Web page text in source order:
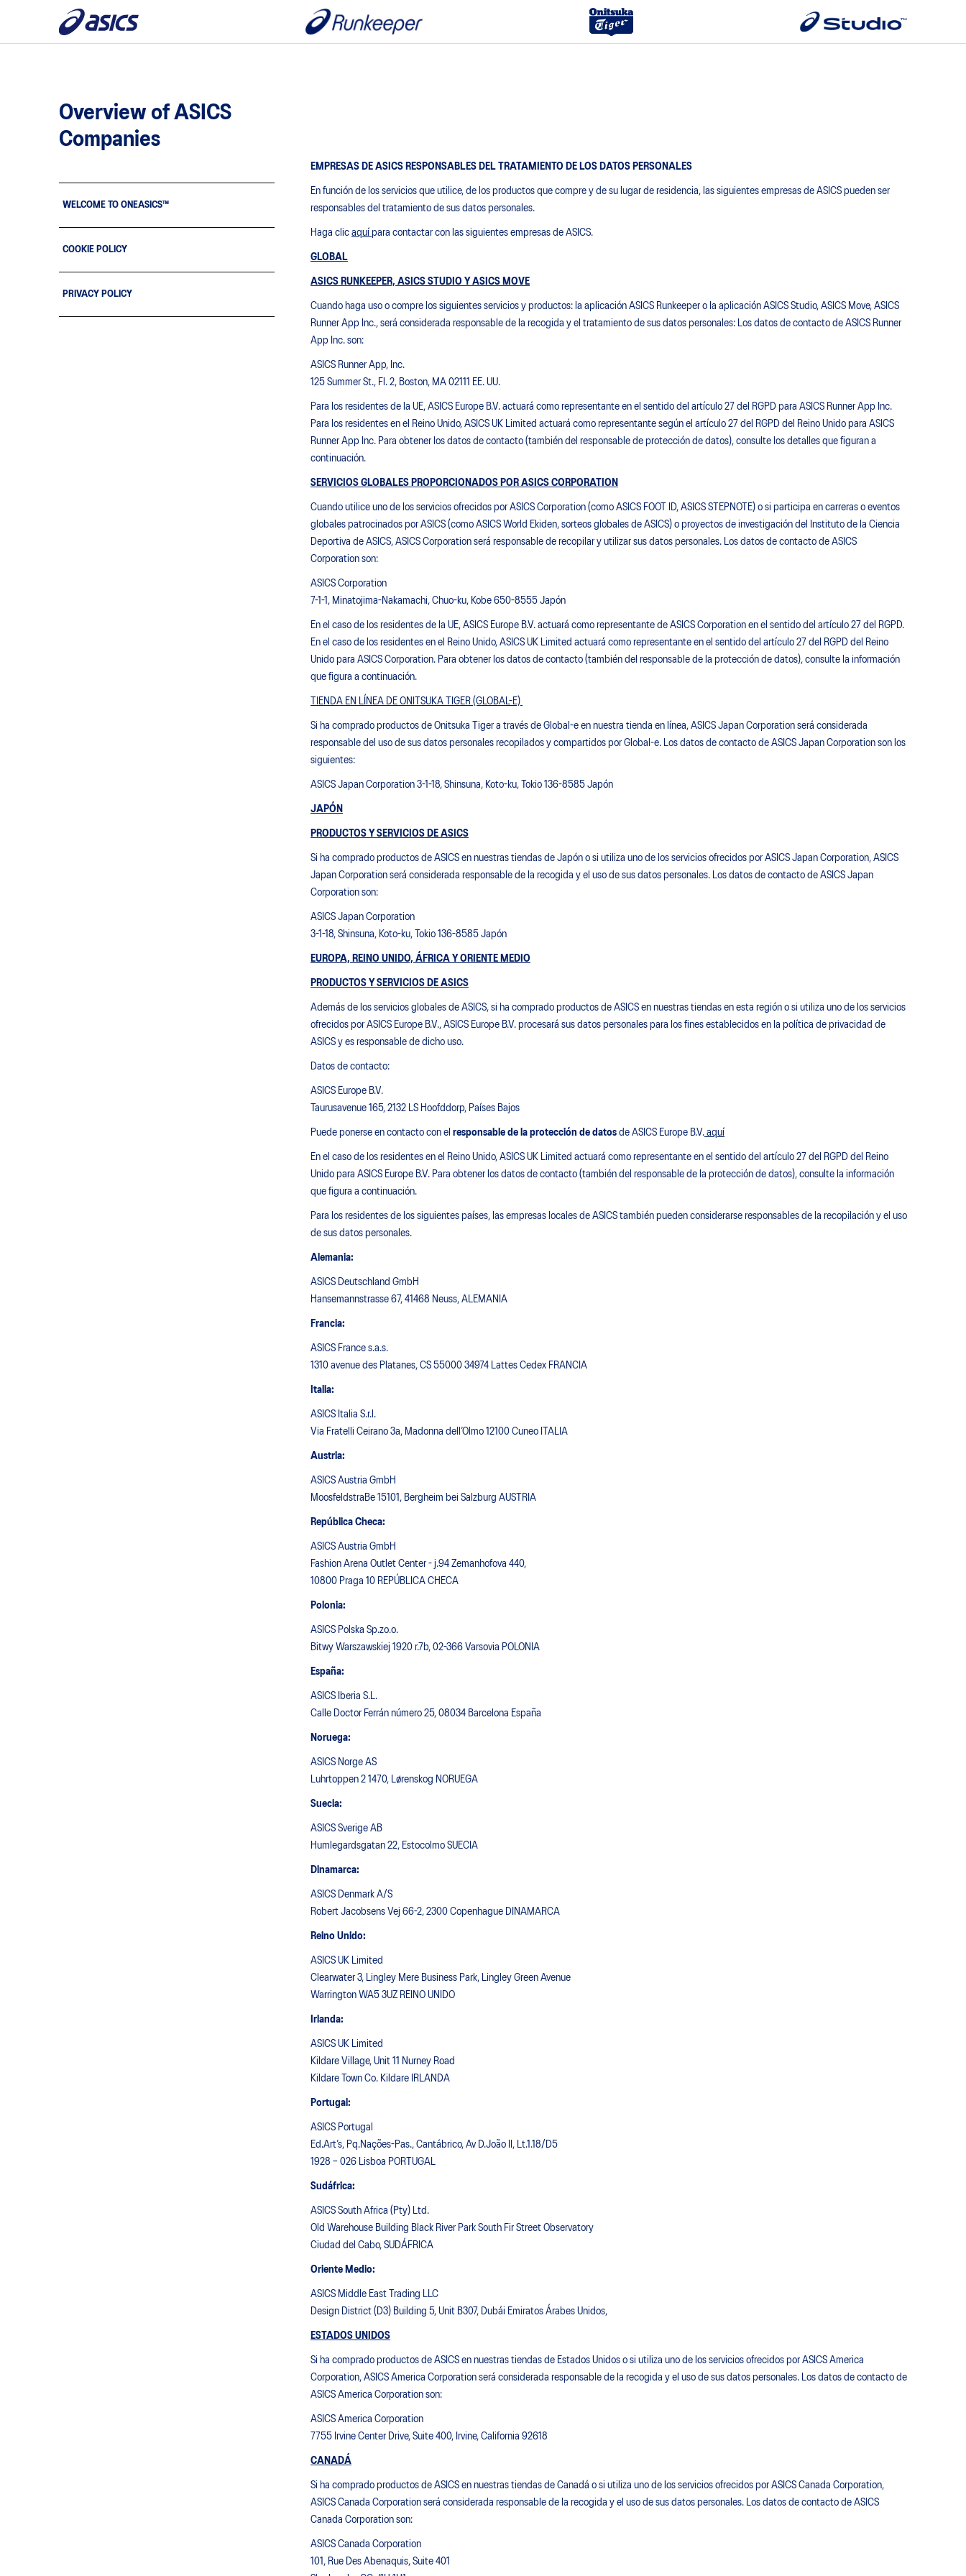
Overview of ASICS
Companies
WELCOME TO ONEASICS™
COOKIE POLICY
PRIVACY POLICY
EMPRESAS DE ASICS RESPONSABLES DEL TRATAMIENTO DE LOS DATOS PERSONALES
En función de los servicios que utilice, de los productos que compre y de su lugar de residencia, las siguientes empresas de ASICS pueden ser
responsables del tratamiento de sus datos personales.
Haga clic aquí para contactar con las siguientes empresas de ASICS.
GLOBAL
ASICS RUNKEEPER, ASICS STUDIO Y ASICS MOVE
Cuando haga uso o compre los siguientes servicios y productos: la aplicación ASICS Runkeeper o la aplicación ASICS Studio, ASICS Move, ASICS
Runner App Inc., será considerada responsable de la recogida y el tratamiento de sus datos personales: Los datos de contacto de ASICS Runner
App Inc. son:
ASICS Runner App, Inc.
125 Summer St., Fl. 2, Boston, MA 02111 EE. UU.
Para los residentes de la UE, ASICS Europe B.V. actuará como representante en el sentido del artículo 27 del RGPD para ASICS Runner App Inc.
Para los residentes en el Reino Unido, ASICS UK Limited actuará como representante según el artículo 27 del RGPD del Reino Unido para ASICS
Runner App Inc. Para obtener los datos de contacto (también del responsable de protección de datos), consulte los detalles que figuran a
continuación.
SERVICIOS GLOBALES PROPORCIONADOS POR ASICS CORPORATION
Cuando utilice uno de los servicios ofrecidos por ASICS Corporation (como ASICS FOOT ID, ASICS STEPNOTE) o si participa en carreras o eventos
globales patrocinados por ASICS (como ASICS World Ekiden, sorteos globales de ASICS) o proyectos de investigación del Instituto de la Ciencia
Deportiva de ASICS, ASICS Corporation será responsable de recopilar y utilizar sus datos personales. Los datos de contacto de ASICS
Corporation son:
ASICS Corporation
7-1-1, Minatojima-Nakamachi, Chuo-ku, Kobe 650-8555 Japón
En el caso de los residentes de la UE, ASICS Europe B.V. actuará como representante de ASICS Corporation en el sentido del artículo 27 del RGPD.
En el caso de los residentes en el Reino Unido, ASICS UK Limited actuará como representante en el sentido del artículo 27 del RGPD del Reino
Unido para ASICS Corporation. Para obtener los datos de contacto (también del responsable de la protección de datos), consulte la información
que figura a continuación.
TIENDA EN LÍNEA DE ONITSUKA TIGER (GLOBAL-E)
Si ha comprado productos de Onitsuka Tiger a través de Global-e en nuestra tienda en línea, ASICS Japan Corporation será considerada
responsable del uso de sus datos personales recopilados y compartidos por Global-e. Los datos de contacto de ASICS Japan Corporation son los
siguientes:
ASICS Japan Corporation 3-1-18, Shinsuna, Koto-ku, Tokio 136-8585 Japón
JAPÓN
PRODUCTOS Y SERVICIOS DE ASICS
Si ha comprado productos de ASICS en nuestras tiendas de Japón o si utiliza uno de los servicios ofrecidos por ASICS Japan Corporation, ASICS
Japan Corporation será considerada responsable de la recogida y el uso de sus datos personales. Los datos de contacto de ASICS Japan
Corporation son:
ASICS Japan Corporation
3-1-18, Shinsuna, Koto-ku, Tokio 136-8585 Japón
EUROPA, REINO UNIDO, ÁFRICA Y ORIENTE MEDIO
PRODUCTOS Y SERVICIOS DE ASICS
Además de los servicios globales de ASICS, si ha comprado productos de ASICS en nuestras tiendas en esta región o si utiliza uno de los servicios
ofrecidos por ASICS Europe B.V., ASICS Europe B.V. procesará sus datos personales para los fines establecidos en la política de privacidad de
ASICS y es responsable de dicho uso.
Datos de contacto:
ASICS Europe B.V.
Taurusavenue 165, 2132 LS Hoofddorp, Países Bajos
Puede ponerse en contacto con el responsable de la protección de datos de ASICS Europe B.V. aquí
En el caso de los residentes en el Reino Unido, ASICS UK Limited actuará como representante en el sentido del artículo 27 del RGPD del Reino
Unido para ASICS Europe B.V. Para obtener los datos de contacto (también del responsable de la protección de datos), consulte la información
que figura a continuación.
Para los residentes de los siguientes países, las empresas locales de ASICS también pueden considerarse responsables de la recopilación y el uso
de sus datos personales.
Alemania:
ASICS Deutschland GmbH
Hansemannstrasse 67, 41468 Neuss, ALEMANIA
Francia:
ASICS France s.a.s.
1310 avenue des Platanes, CS 55000 34974 Lattes Cedex FRANCIA
Italia:
ASICS Italia S.r.l.
Via Fratelli Ceirano 3a, Madonna dell’Olmo 12100 Cuneo ITALIA
Austria:
ASICS Austria GmbH
MoosfeldstraBe 15101, Bergheim bei Salzburg AUSTRIA
República Checa:
ASICS Austria GmbH
Fashion Arena Outlet Center - j.94 Zemanhofova 440,
10800 Praga 10 REPÚBLICA CHECA
Polonia:
ASICS Polska Sp.zo.o.
Bitwy Warszawskiej 1920 r.7b, 02-366 Varsovia POLONIA
España:
ASICS Iberia S.L.
Calle Doctor Ferrán número 25, 08034 Barcelona España
Noruega:
ASICS Norge AS
Luhrtoppen 2 1470, Lørenskog NORUEGA
Suecia:
ASICS Sverige AB
Humlegardsgatan 22, Estocolmo SUECIA
Dinamarca:
ASICS Denmark A/S
Robert Jacobsens Vej 66-2, 2300 Copenhague DINAMARCA
Reino Unido:
ASICS UK Limited
Clearwater 3, Lingley Mere Business Park, Lingley Green Avenue
Warrington WA5 3UZ REINO UNIDO
Irlanda:
ASICS UK Limited
Kildare Village, Unit 11 Nurney Road
Kildare Town Co. Kildare IRLANDA
Portugal:
ASICS Portugal
Ed.Art’s, Pq.Nações-Pas., Cantábrico, Av D.João II, Lt.1.18/D5
1928 – 026 Lisboa PORTUGAL
Sudáfrica:
ASICS South Africa (Pty) Ltd.
Old Warehouse Building Black River Park South Fir Street Observatory
Ciudad del Cabo, SUDÁFRICA
Oriente Medio:
ASICS Middle East Trading LLC
Design District (D3) Building 5, Unit B307, Dubái Emiratos Árabes Unidos,
ESTADOS UNIDOS
Si ha comprado productos de ASICS en nuestras tiendas de Estados Unidos o si utiliza uno de los servicios ofrecidos por ASICS America
Corporation, ASICS America Corporation será considerada responsable de la recogida y el uso de sus datos personales. Los datos de contacto de
ASICS America Corporation son:
ASICS America Corporation
7755 Irvine Center Drive, Suite 400, Irvine, California 92618
CANADÁ
Si ha comprado productos de ASICS en nuestras tiendas de Canadá o si utiliza uno de los servicios ofrecidos por ASICS Canada Corporation,
ASICS Canada Corporation será considerada responsable de la recogida y el uso de sus datos personales. Los datos de contacto de ASICS
Canada Corporation son:
ASICS Canada Corporation
101, Rue Des Abenaquis, Suite 401